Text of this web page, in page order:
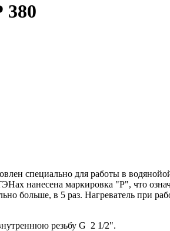
380
специально для работы в
нанесена маркировка "Р", что
больше, в 5 раз. Нагреватель при
резьбу G 2 1/2".